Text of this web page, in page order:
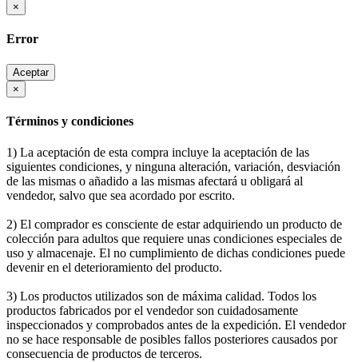
×
Error
Aceptar
×
Términos y condiciones
1) La aceptación de esta compra incluye la aceptación de las
siguientes condiciones, y ninguna alteración, variación, desviación
de las mismas o añadido a las mismas afectará u obligará al
vendedor, salvo que sea acordado por escrito.
2) El comprador es consciente de estar adquiriendo un producto de
colección para adultos que requiere unas condiciones especiales de
uso y almacenaje. El no cumplimiento de dichas condiciones puede
devenir en el deterioramiento del producto.
3) Los productos utilizados son de máxima calidad. Todos los
productos fabricados por el vendedor son cuidadosamente
inspeccionados y comprobados antes de la expedición. El vendedor
no se hace responsable de posibles fallos posteriores causados por
consecuencia de productos de terceros.